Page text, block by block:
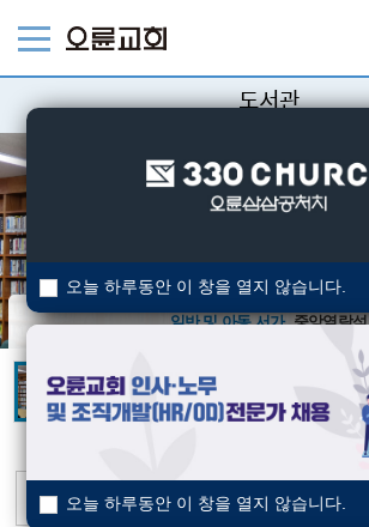
도서관
일반 및 아동 서가 중앙열람석
공지 8월 신착도서 안내2026-08-01
오늘 하루동안 이 창을 열지 않습니다.
오늘 하루동안 이 창을 열지 않습니다.